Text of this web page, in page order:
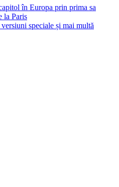
în Europa prin prima sa
la Paris
speciale și mai multă